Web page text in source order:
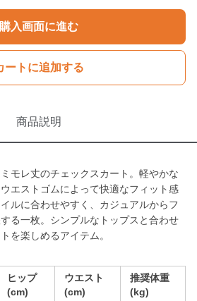
購入画面に進む
ートに追加する
商品説明
モレ丈のチェックスカート。軽やかな
エストゴムによって快適なフィット感
ルに合わせやすく、カジュアルからフ
る一枚。シンプルなトップスと合わせ
を楽しめるアイテム。
ヒップ
(cm)
ウエスト
(cm)
推奨体重
(kg)